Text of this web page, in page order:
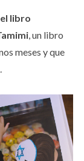
libro
, un libro
meses y que